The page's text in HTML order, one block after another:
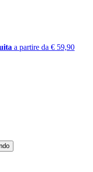
a partire da € 59,90